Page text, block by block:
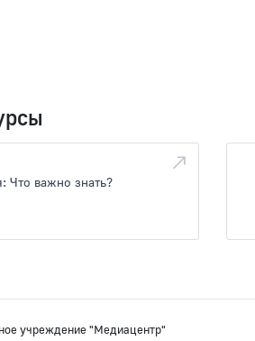
Что важно знать?
учреждение "Медиацентр"